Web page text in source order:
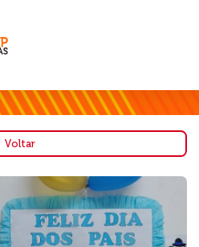
Voltar